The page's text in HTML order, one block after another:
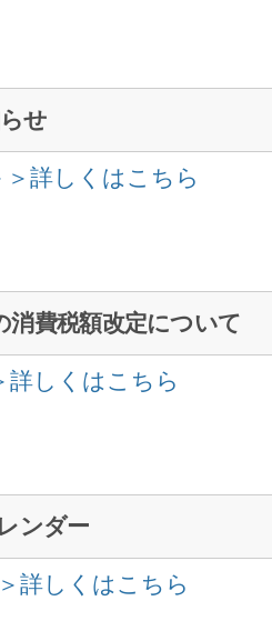
せ
＞詳しくはこちら
消費税額改定について
詳しくはこちら
ンダー
詳しくはこちら